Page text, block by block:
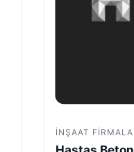
İNŞAAT